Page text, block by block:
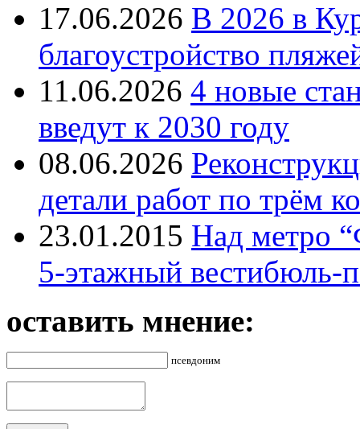
17.06.2026 В 2026 в
благоустройство
11.06.2026 4 новые
введут к 2030 году
08.06.2026
детали работ по трём
23.01.2015 Над метро
5-этажный вестибюль-
оставить мнение:
псевдоним